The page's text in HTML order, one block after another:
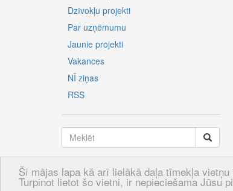
Šī mājas lapa kā arī lielākā daļa tīmekļa
Turpinot lietot šo vietni, ir nepieciešama Jūsu
Dzīvokļu projekti
Par uzņēmumu
Jaunie projekti
Vakances
NĪ ziņas
RSS
LV RU EN